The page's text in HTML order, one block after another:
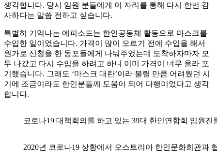
생각합니다. 당시 임원 분들에게 이 자리를 통해 다시 한번 감
사하다는 말씀 전하고 싶습니다.
특별히 기억나는 에피소드는 한인공동체 활동으로 마스크를
수입한 일이었습니다. 가격이 많이 오르기 전에 수입을 해서
원가로 신청을 한 동포들에게 나눠주었는데 도착하자마자 모
두 나갔고 다시 수입을 하려고 하니 이미 가격이 너무 올라 포
기했습니다. 그래도 ‘마스크 대란’이라 불릴 만큼 어려웠던 시
기에 조금이라도 한인분들께 도움이 되어 다행이었다고 생각
합니다.
코로나19 대책회의를 하고 있는 39대 한인연합회 임원진
2020년 코로나19 상황에서 오스트리아 한인문화회관과